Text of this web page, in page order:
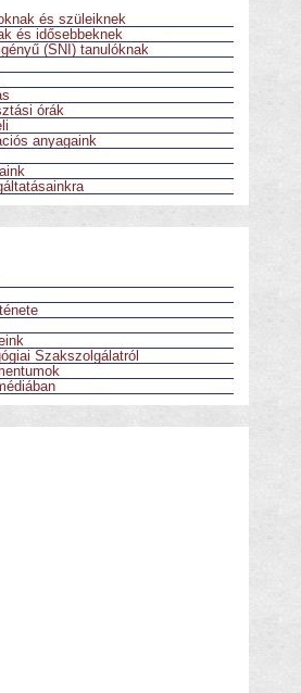
és szüleiknek
és idősebbeknek
(SNI) tanulóknak
órák
anyagaink
Szakszolgálatról